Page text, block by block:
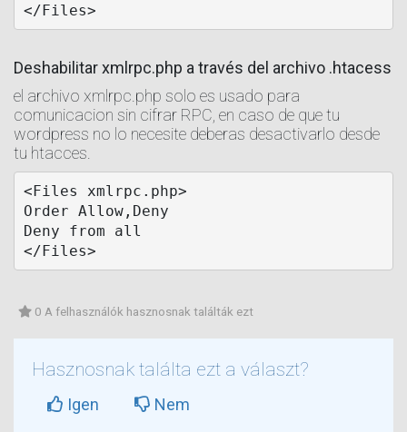
Deshabilitar xmlrpc.php a través del archivo .htacess
el archivo xmlrpc.php solo es usado para
comunicacion sin cifrar RPC, en caso de que tu
wordpress no lo necesite deberas desactivarlo desde
tu htacces.
<Files xmlrpc.php>
Order Allow,Deny
Deny from all
</Files>
0 A felhasználók hasznosnak találták ezt
Hasznosnak találta ezt a választ?
Igen Nem